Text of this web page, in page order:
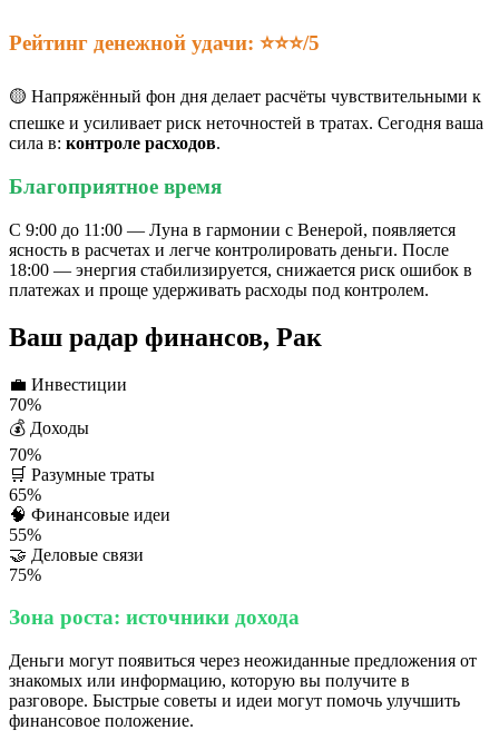
Рейтинг денежной удачи: ⭐⭐⭐/5
🟡 Напряжённый фон дня делает расчёты чувствительными к
спешке и усиливает риск неточностей в тратах. Сегодня ваша
сила в: контроле расходов.
Благоприятное время
С 9:00 до 11:00 — Луна в гармонии с Венерой, появляется
ясность в расчетах и легче контролировать деньги. После
18:00 — энергия стабилизируется, снижается риск ошибок в
платежах и проще удерживать расходы под контролем.
Ваш радар финансов, Рак
💼 Инвестиции
70%
💰 Доходы
70%
🛒 Разумные траты
65%
🧠 Финансовые идеи
55%
🤝 Деловые связи
75%
Зона роста: источники дохода
Деньги могут появиться через неожиданные предложения от
знакомых или информацию, которую вы получите в
разговоре. Быстрые советы и идеи могут помочь улучшить
финансовое положение.